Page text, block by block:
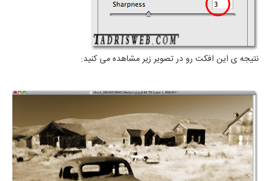
نتیجه ی این افکت رو در تصویر زیر مشاهده می کنید: